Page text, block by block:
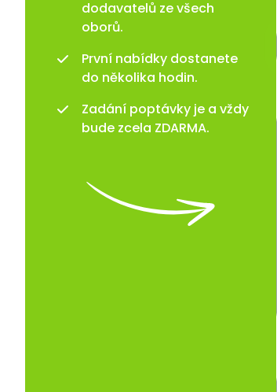
dodavatelů ze všech
oborů.
První nabídky dostanete
do několika hodin.
Zadání poptávky je a vždy
bude zcela ZDARMA.